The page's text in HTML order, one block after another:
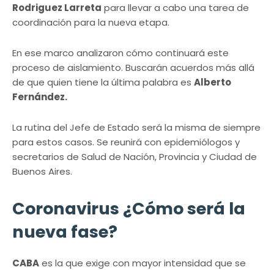
Rodriguez Larreta para llevar a cabo una tarea de
coordinación para la nueva etapa.
En ese marco analizaron cómo continuará este
proceso de aislamiento. Buscarán acuerdos más allá
de que quien tiene la última palabra es Alberto
Fernández.
La rutina del Jefe de Estado será la misma de siempre
para estos casos. Se reunirá con epidemiólogos y
secretarios de Salud de Nación, Provincia y Ciudad de
Buenos Aires.
Coronavirus ¿Cómo será la
nueva fase?
CABAes la que exige con mayor intensidad que se